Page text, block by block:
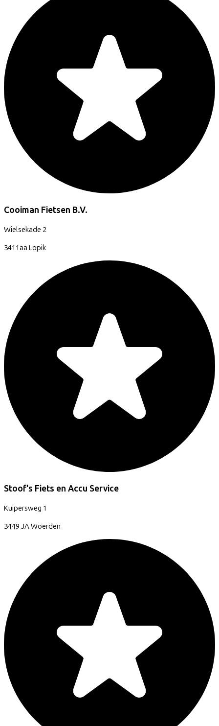
Cooiman Fietsen B.V.
Wielsekade 2
3411aa Lopik
Stoof's Fiets en Accu Service
Kuipersweg 1
3449 JAWoerden